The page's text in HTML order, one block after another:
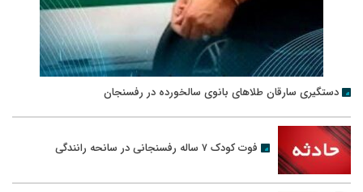
دستگیری سارقان طلاهای بانوی سالخورده در رفسنجان
فوت کودک ۷ ساله رفسنجانی در سانحه رانندگی